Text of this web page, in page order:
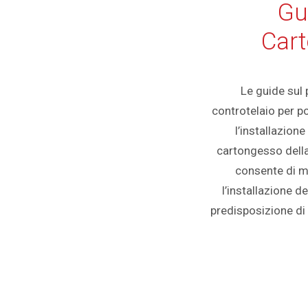
Le guide sul
controtelaio per
cartongesso
consente di
l’installazione
predisposizione